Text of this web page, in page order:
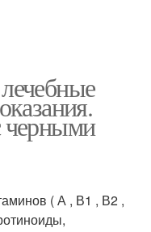
черными
( А , В1 , В2 ,